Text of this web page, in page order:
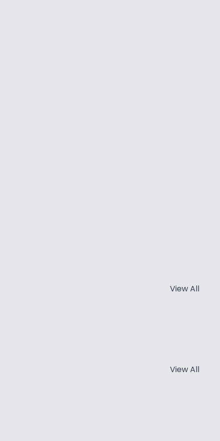
View All
View All